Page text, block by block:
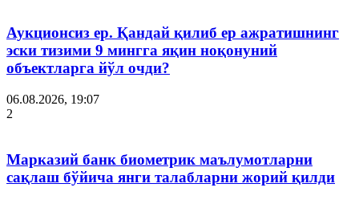
Аукционсиз ер. Қандай қилиб ер ажратишнинг
эски тизими 9 мингга яқин ноқонуний
объектларга йўл очди?
06.08.2026, 19:07
2
Марказий банк биометрик маълумотларни
сақлаш бўйича янги талабларни жорий қилди